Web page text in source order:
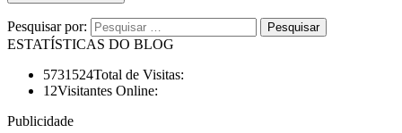
Pesquisar por:
ESTATÍSTICAS DO BLOG
5731524Total de Visitas:
12Visitantes Online:
Publicidade